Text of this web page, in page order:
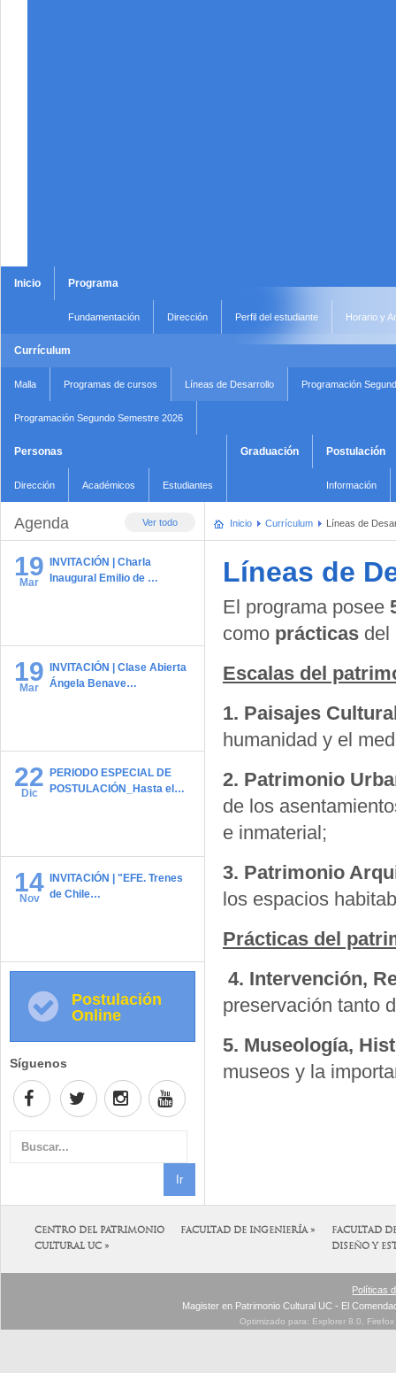
Inicio Programa
Fundamentación Dirección Perfil del estudiante Horario y
Currículum
Malla Programas de cursos Líneas de Desarrollo Programación
Programación Segundo Semestre 2026
Personas
Dirección Académicos Estudiantes
Graduación Postulación
Información
Ver todo
Agenda
19
Mar
INVITACIÓN | Charla
Inaugural Emilio de …
19
Mar
INVITACIÓN | Clase Abierta
Ángela Benave…
22
Dic
PERIODO ESPECIAL DE
POSTULACIÓN_Hasta el…
14
Nov
INVITACIÓN | "EFE. Trenes
de Chile…
Postulación
Online
Síguenos
Inicio Currículum Líneas de
Líneas de
El programa posee
como prácticas del
Escalas del
1. Paisajes
humanidad y el
2. Patrimonio
de los
e inmaterial;
3. Patrimonio
los espacios
Prácticas del
4. Intervención,
preservación tanto
5. Museología,
museos y la
CENTRO DEL PATRIMONIO
CULTURAL UC »
FACULTAD DE INGENIERÍA »
FACULTAD
DISEÑO Y
Políticas
Magister en Patrimonio Cultural UC - El
Optimizado para: Explorer 8.0,